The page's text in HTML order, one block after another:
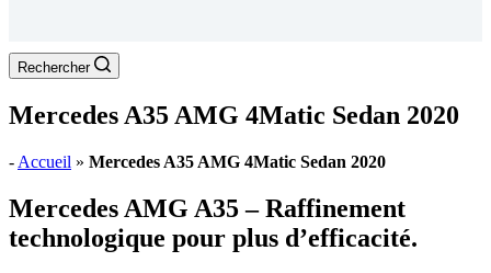
Rechercher
Mercedes A35 AMG 4Matic Sedan 2020
- Accueil » Mercedes A35 AMG 4Matic Sedan 2020
Mercedes AMG A35 – Raffinement
technologique pour plus d’efficacité.